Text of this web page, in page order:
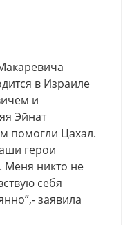
в Израиле
и
Эйнат
помогли Цахал.
герои
Меня никто не
себя
заявила